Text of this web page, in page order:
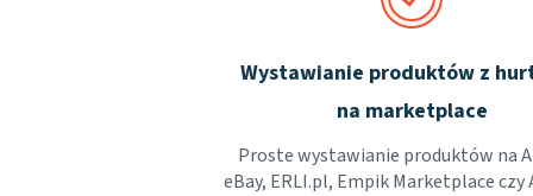
Wystawianie produktów z
na marketplace
Proste wystawianie produktów na
eBay, ERLI.pl, Empik Marketplace czy